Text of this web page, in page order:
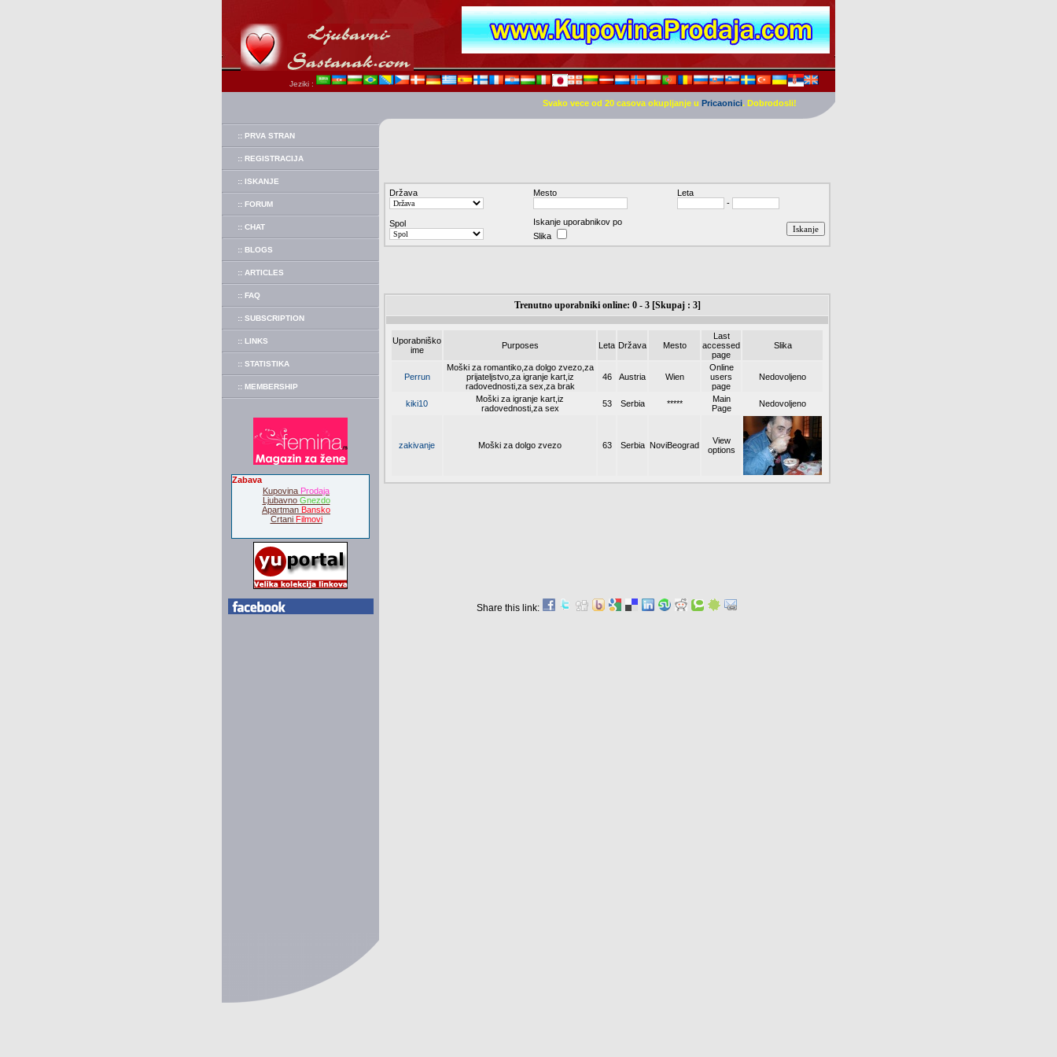
Jeziki :
:: PRVA STRAN
:: REGISTRACIJA
:: ISKANJE
:: FORUM
:: CHAT
:: BLOGS
:: ARTICLES
:: FAQ
:: SUBSCRIPTION
:: LINKS
:: STATISTIKA
:: MEMBERSHIP
Zabava
Kupovina Prodaja
Ljubavno Gnezdo
Apartman Bansko
Crtani Filmovi
Svako vece od 20 casova okupljanje u Pricaonici. Dobrodosli!
Država Mesto
Leta
-
Spol
Iskanje uporabnikov po
Slika
Trenutno uporabniki online: 0 - 3 [Skupaj : 3]
Uporabniško
ime
Purposes Leta Država Mesto
Last
accessed
page
Slika
Perrun
Moški za romantiko,za dolgo zvezo,za
prijateljstvo,za igranje kart,iz
radovednosti,za sex,za brak
46 Austria Wien
Online
users
page
Nedovoljeno
kiki10
Moški za igranje kart,iz
radovednosti,za sex
53 Serbia *****
Main
Page
Nedovoljeno
zakivanje Moški za dolgo zvezo 63 Serbia NoviBeograd
View
options
Share this link: